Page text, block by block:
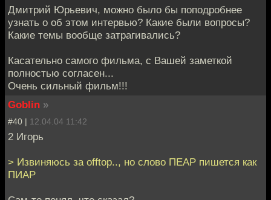
Дмитрий Юрьевич, можно было бы поподробнее
узнать о об этом интервью? Какие были вопросы?
Какие темы вообще затрагивались?
Касательно самого фильма, с Вашей заметкой
полностью согласен...
Очень сильный фильм!!!
Goblin »
#40 | 12.04.04 11:42
2 Игорь
> Извиняюсь за offtop.., но слово ПЕАР пишется как
ПИАР